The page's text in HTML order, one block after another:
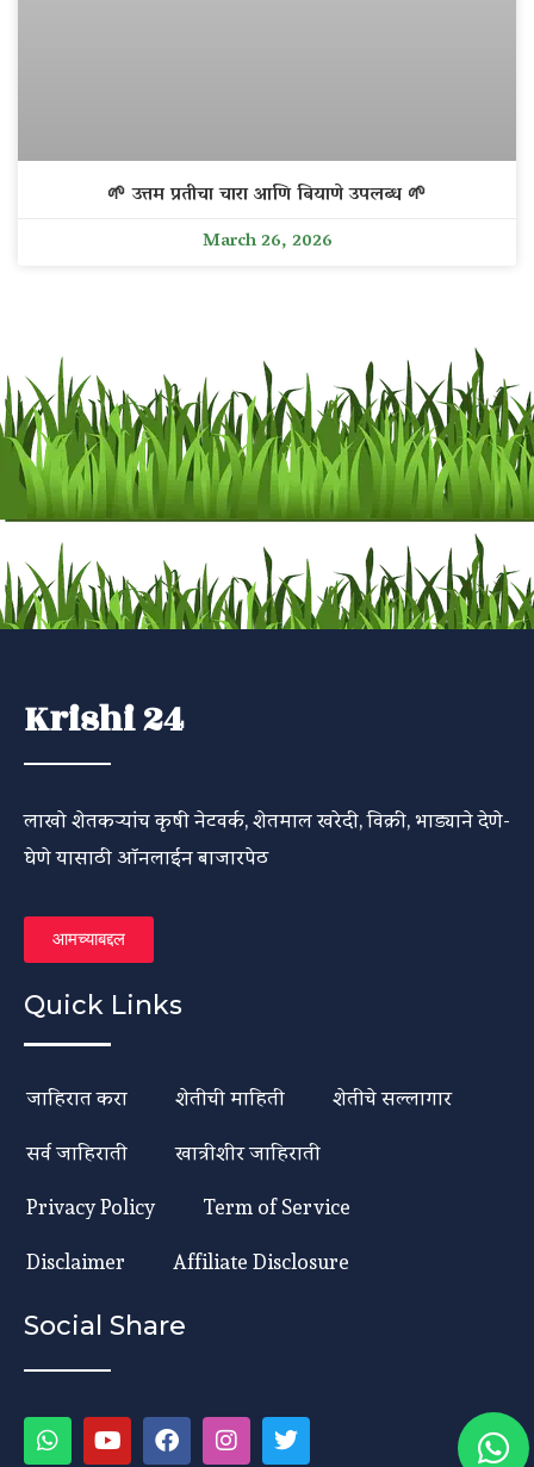
🌱 उत्तम प्रतीचा चारा आणि बियाणे उपलब्ध 🌱
March 26, 2026
Krishi 24
लाखो शेतकऱ्यांच कृषी नेटवर्क, शेतमाल खरेदी, विक्री, भाड्याने देणे-
घेणे यासाठी ऑनलाईन बाजारपेठ
आमच्याबद्दल
Quick Links
जाहिरात करा शेतीची माहिती
शेतीचे सल्लागार
सर्व जाहिराती
खात्रीशीर जाहिराती
Privacy Policy
Term of Service
Disclaimer
Affiliate Disclosure
Social Share